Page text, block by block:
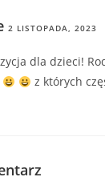
2 LISTOPADA, 2023
dla dzieci!
z których